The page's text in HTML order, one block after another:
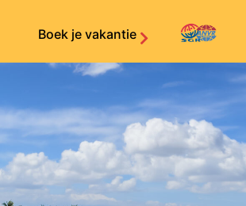
Boek je vakantie